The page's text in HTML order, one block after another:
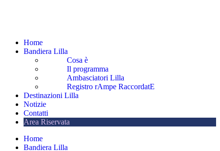
Home
Bandiera Lilla
Cosa è
Il programma
Ambasciatori Lilla
Registro rAmpe RaccordatE
Destinazioni Lilla
Notizie
Contatti
Area Riservata
Home
Bandiera Lilla